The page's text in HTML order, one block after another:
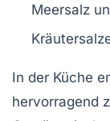
Meersalz
In der Küche
hervorragend